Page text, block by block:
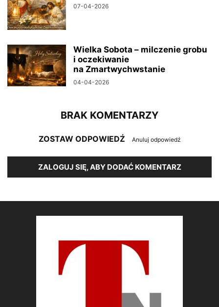
07-04-2026
Wielka Sobota – milczenie grobu
i oczekiwanie
na Zmartwychwstanie
04-04-2026
BRAK KOMENTARZY
ZOSTAW ODPOWIEDŹ Anuluj odpowiedź
ZALOGUJ SIĘ, ABY DODAĆ KOMENTARZ